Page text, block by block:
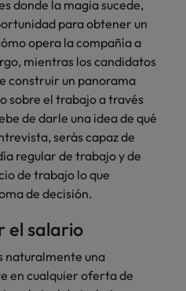
donde la magia sucede,
para obtener un
opera la compañía a
mientras los candidatos
construir un panorama
sobre el trabajo a través
de darle una idea de qué
serás capaz de
regular de trabajo y de
de trabajo lo que
de decisión.
el salario
naturalmente una
en cualquier oferta de